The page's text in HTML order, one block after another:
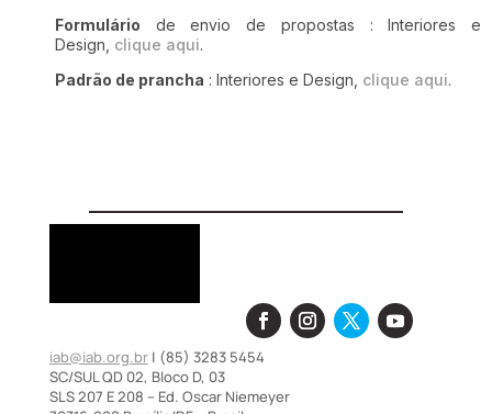
Formulário de envio de propostas : Interiores e
Design, clique aqui.
Padrão de prancha : Interiores e Design, clique aqui.
iab@iab.org.br| (85) 3283 5454
SC/SUL QD 02, Bloco D, 03
SLS 207 E 208 – Ed. Oscar Niemeyer